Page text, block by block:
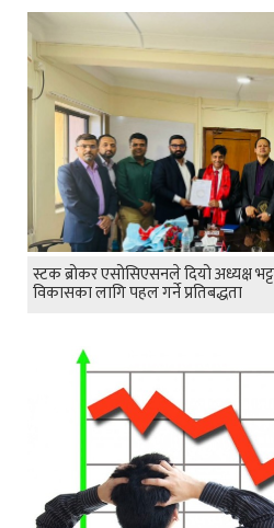
स्टक ब्रोकर एसोसिएसनले दियो अध्यक्ष
विकासका लागि पहल गर्ने प्रतिबद्धता